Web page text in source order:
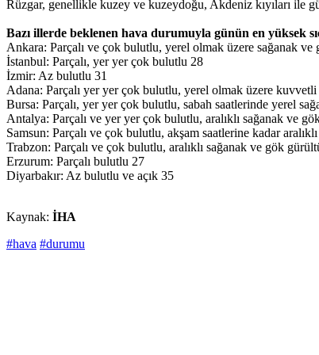
Rüzgar, genellikle kuzey ve kuzeydoğu, Akdeniz kıyıları ile
Bazı illerde beklenen hava durumuyla günün en yüksek
Ankara: Parçalı ve çok bulutlu, yerel olmak üzere sağanak ve
İstanbul: Parçalı, yer yer çok bulutlu 28
İzmir: Az bulutlu 31
Adana: Parçalı yer yer çok bulutlu, yerel olmak üzere kuvvetli
Bursa: Parçalı, yer yer çok bulutlu, sabah saatlerinde yerel
Antalya: Parçalı ve yer yer çok bulutlu, aralıklı sağanak ve
Samsun: Parçalı ve çok bulutlu, akşam saatlerine kadar
Trabzon: Parçalı ve çok bulutlu, aralıklı sağanak ve gök
Erzurum: Parçalı bulutlu 27
Diyarbakır: Az bulutlu ve açık 35
Kaynak: İHA
#hava #durumu